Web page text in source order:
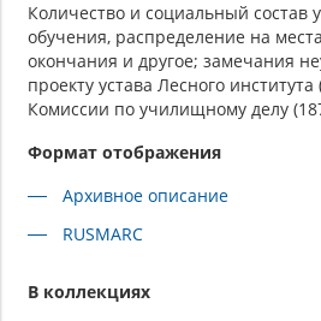
Количество и социальный состав
обучения, распределение на
окончания и другое; замечания
проекту устава Лесного
Комиссии по училищному делу
Формат отображения
Архивное описание
RUSMARC
В коллекциях